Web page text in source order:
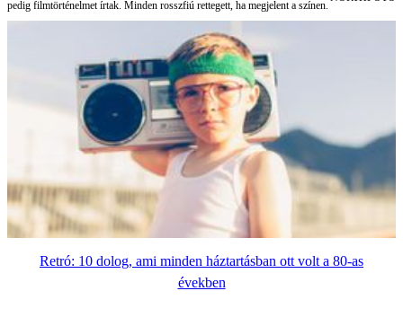
pedig filmtörténelmet írtak. Minden rosszfiú rettegett, ha megjelent a színen.
Retró: 10 dolog, ami minden háztartásban ott volt a 80-as
években